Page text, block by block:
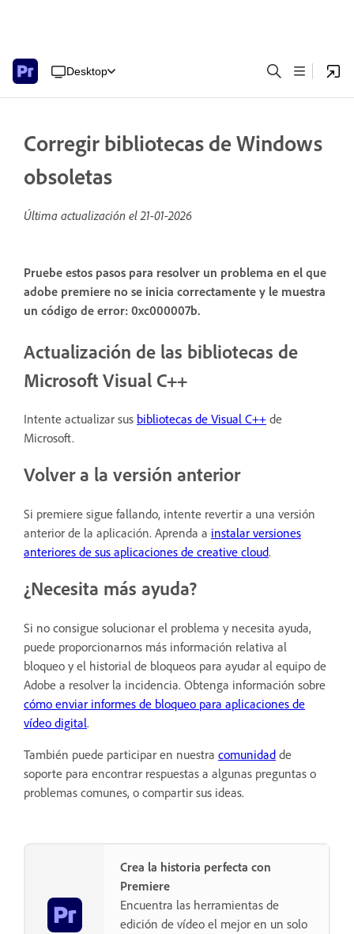
Desktop
Corregir bibliotecas de Windows
obsoletas
Última actualización el21-01-2026
Pruebe estos pasos para resolver un problema en el que
adobe premiere no se inicia correctamente y le muestra
un código de error: 0xc000007b.
Actualización de las bibliotecas de
Microsoft Visual C++
Intente actualizar sus bibliotecas de Visual C++ de
Microsoft.
Volver a la versión anterior
Si premiere sigue fallando, intente revertir a una versión
anterior de la aplicación. Aprenda a instalar versiones
anteriores de sus aplicaciones de creative cloud.
¿Necesita más ayuda?
Si no consigue solucionar el problema y necesita ayuda,
puede proporcionarnos más información relativa al
bloqueo y el historial de bloqueos para ayudar al equipo de
Adobe a resolver la incidencia. Obtenga información sobre
cómo enviar informes de bloqueo para aplicaciones de
vídeo digital.
También puede participar en nuestra comunidad de
soporte para encontrar respuestas a algunas preguntas o
problemas comunes, o compartir sus ideas.
Crea la historia perfecta con
Premiere
Encuentra las herramientas de
edición de vídeo el mejor en un solo